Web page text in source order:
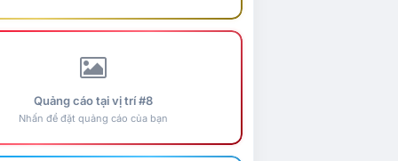
Quảng cáo tại vị trí #8
Nhấn để đặt quảng cáo của bạn